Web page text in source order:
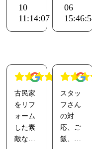
冷蔵庫
がある
トイ
レ、シ
ー、ベ
ッドも
大変清
潔で快
適。
10
11:14:07
ように
しまし
き、星
もとて
です。2
階には
漫画も
沢山あ
りま
06
古民家
をリフ
ォーム
した素
敵なお
スタッ
フさん
の対
応、ご
飯、お